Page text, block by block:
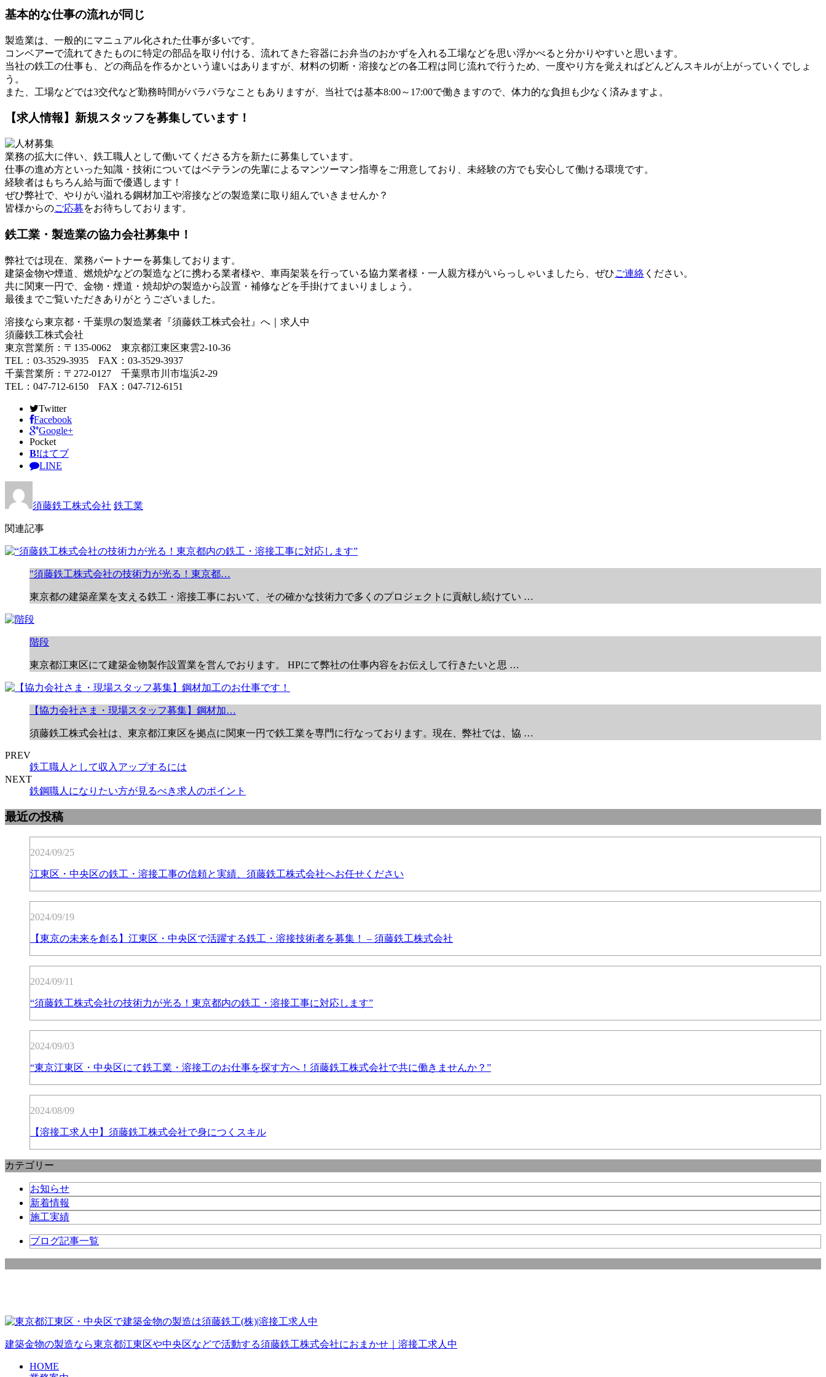
基本的な仕事の流れが同じ
製造業は、一般的にマニュアル化された仕事が多いです。
コンベアーで流れてきたものに特定の部品を取り付ける、流れてきた容器にお弁当のおかずを入れる工場などを思い浮かべると分かりやすいと思います。
当社の鉄工の仕事も、どの商品を作るかという違いはありますが、材料の切断・溶接などの各工程は同じ流れで行うため、一度やり方を覚えればどんどんスキルが上がっていくでしょ
う。
また、工場などでは3交代など勤務時間がバラバラなこともありますが、当社では基本8:00～17:00で働きますので、体力的な負担も少なく済みますよ。
【求人情報】新規スタッフを募集しています！
業務の拡大に伴い、鉄工職人として働いてくださる方を新たに募集しています。
仕事の進め方といった知識・技術についてはベテランの先輩によるマンツーマン指導をご用意しており、未経験の方でも安心して働ける環境です。
経験者はもちろん給与面で優遇します！
ぜひ弊社で、やりがい溢れる鋼材加工や溶接などの製造業に取り組んでいきませんか？
皆様からのご応募をお待ちしております。
鉄工業・製造業の協力会社募集中！
弊社では現在、業務パートナーを募集しております。
建築金物や煙道、燃焼炉などの製造などに携わる業者様や、車両架装を行っている協力業者様・一人親方様がいらっしゃいましたら、ぜひご連絡 ください。
共に関東一円で、金物・煙道・焼却炉の製造から設置・補修などを手掛けてまいりましょう。
最後までご覧いただきありがとうございました。
溶接なら東京都・千葉県の製造業者『須藤鉄工株式会社』へ｜求人中
須藤鉄工株式会社
東京営業所：〒135-0062 東京都江東区東雲2-10-36
TEL：03-3529-3935 FAX：03-3529-3937
千葉営業所：〒272-0127 千葉県市川市塩浜2-29
TEL：047-712-6150 FAX：047-712-6151
Twitter
Facebook
Google+
Pocket
B!はてブ
LINE
須藤鉄工株式会社 鉄工業
関連記事
"須藤鉄工株式会社の技術力が光る！東京都…
東京都の建築産業を支える鉄工・溶接工事において、その確かな技術力で多くのプロジェクトに貢献し続けてい …
階段
東京都江東区にて建築金物製作設置業を営んでおります。 HPにて弊社の仕事内容をお伝えして行きたいと思 …
【協力会社さま・現場スタッフ募集】鋼材加…
須藤鉄工株式会社は、東京都江東区を拠点に関東一円で鉄工業を専門に行なっております。現在、弊社では、協 …
PREV
鉄工職人として収入アップするには
NEXT
鉄鋼職人になりたい方が見るべき求人のポイント
最近の投稿
2024/09/25
江東区・中央区の鉄工・溶接工事の信頼と実績、須藤鉄工株式会社へお任せください
2024/09/19
【東京の未来を創る】江東区・中央区で活躍する鉄工・溶接技術者を募集！ – 須藤鉄工株式会社
2024/09/11
“須藤鉄工株式会社の技術力が光る！東京都内の鉄工・溶接工事に対応します”
2024/09/03
“東京江東区・中央区にて鉄工業・溶接工のお仕事を探す方へ！須藤鉄工株式会社で共に働きませんか？”
2024/08/09
【溶接工求人中】須藤鉄工株式会社で身につくスキル
カテゴリー
お知らせ
新着情報
施工実績
ブログ記事一覧
建築金物の製造なら東京都江東区や中央区などで活動する須藤鉄工株式会社におまかせ｜溶接工求人中
HOME